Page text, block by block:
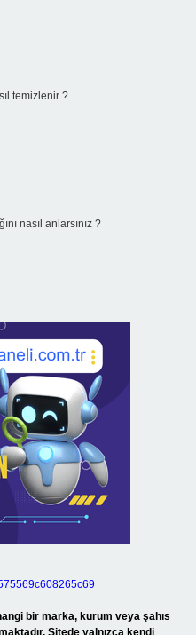
temizlenir ?
nasıl anlarsınız ?
bir marka, kurum veya şahıs
Sitede yalnızca kendi